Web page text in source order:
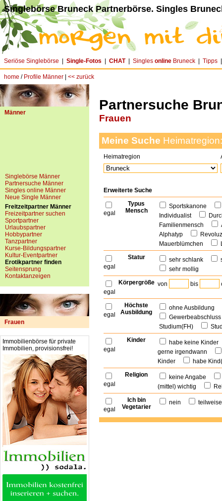
Singlebörse Bruneck Partnerbörse. Singles
Seriöse Singlebörse Single-Fotos CHAT| Singles online Bruneck Tipps
home / Profile Männer << zurück
Männer
Singlebörse Männer
Partnersuche Männer
Singles online Männer
Neue Single Männer
Freitzeitpartner Männer
Freizeitpartner suchen
Sportpartner
Urlaubspartner
Hobbypartner
Tanzpartner
Kurse-Bildungspartner
Kultur-Eventpartner
Erotikpartner finden
Seitensprung
Kontaktanzeigen
Frauen
Immobilienbörse für private
Immobilien, provisionsfrei!
Partnersuche
Frauen
Meine Suche
Heimatregion
Erweiterte Suche
egal
Typus
Mensch
Sportskanone
Individualist
Familienmensch
Alphatyp
Mauerblümchen
egal
Statur sehr schlank
sehr mollig
egal
Körpergröße von bis
egal
Höchste
Ausbildung
ohne Ausbildung
Studium(FH)
egal
Kinder
habe keine
gerne irgendwann
Kinder
habe
egal
Religion
keine Angabe
(mittel) wichtig
egal
Ich bin
Vegetarier
nein